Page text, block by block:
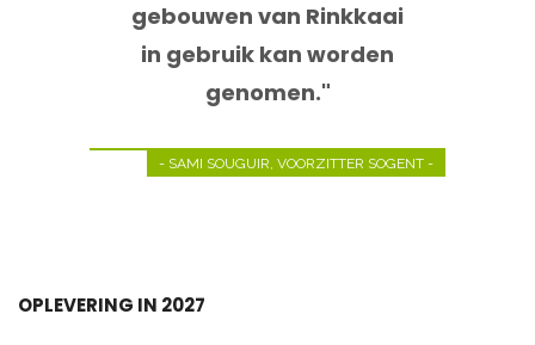
gebouwen van Rinkkaai
in gebruik kan worden
genomen."
- SAMI SOUGUIR, VOORZITTER SOGENT -
OPLEVERING IN 2027